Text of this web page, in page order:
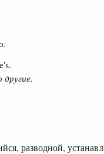
другие.
разводной,